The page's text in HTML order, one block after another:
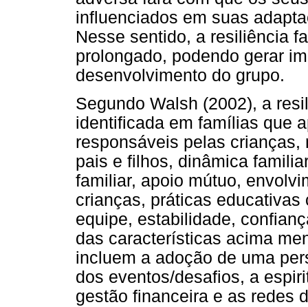
influenciados em suas
Nesse sentido, a resiliência
prolongado, podendo gerar
desenvolvimento do grupo.
Segundo Walsh (2002), a
identificada em famílias que
responsáveis pelas
pais e filhos, dinâmica
familiar, apoio mútuo,
crianças, práticas
equipe, estabilidade,
das características acima
incluem a adoção de uma
dos eventos/desafios, a
gestão financeira e as redes